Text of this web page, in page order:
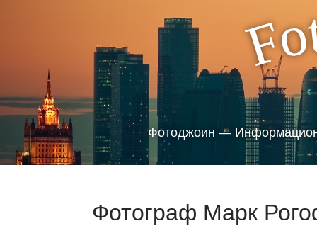
Fo
Фотоджоин —
Фотограф Марк